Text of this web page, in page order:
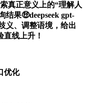
真正意义上的“理解人
结果🤑deepseek gpt-
义、调整语境，给出
线上升！
优化